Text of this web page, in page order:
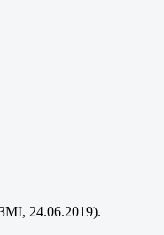
24.06.2019).